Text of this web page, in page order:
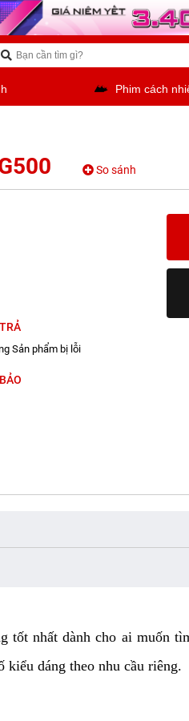
Phim cách
So sánh
Sản phẩm bị lỗi
tốt nhất dành cho ai muốn
dáng theo nhu cầu riêng.